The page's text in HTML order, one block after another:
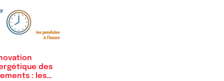
des
: les